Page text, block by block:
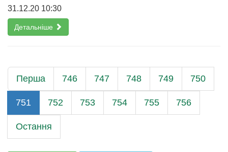
31.12.20 10:30
Детальніше
Перша 746 747 748 749 750
751 752 753 754 755 756
Остання